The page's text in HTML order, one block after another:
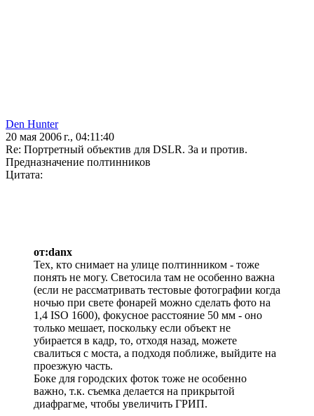
Den Hunter
20 мая 2006 г., 04:11:40
Re: Портретный объектив для DSLR. За и против.
Предназначение полтинников
Цитата:
от:danx
Тех, кто снимает на улице полтинником - тоже
понять не могу. Светосила там не особенно важна
(если не рассматривать тестовые фотографии когда
ночью при свете фонарей можно сделать фото на
1,4 ISO 1600), фокусное расстояние 50 мм - оно
только мешает, поскольку если объект не
убирается в кадр, то, отходя назад, можете
свалиться с моста, а подходя поближе, выйдите на
проезжую часть.
Боке для городских фоток тоже не особенно
важно, т.к. съемка делается на прикрытой
диафрагме, чтобы увеличить ГРИП.